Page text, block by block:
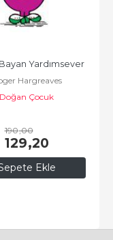
Ekle
Yardımsever
Hargreaves
Doğan Çocuk
190,00
129,20